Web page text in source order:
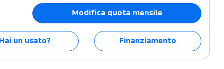
Modifica quota mensile
Hai un usato? Finanziamento